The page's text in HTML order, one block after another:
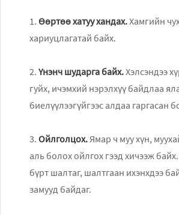
1. Ѳѳртѳѳ хатуу хандах.Хамгийн
хариуцлагатай байх.
2. Үнэнч шударга байх.Хэлсэндээ
гуйх, ичэмхий нэрэлхүү байдлаа
биелүүлээгүйгээс алдаа гаргасан
3. Ойлголцох.Ямар ч муу хүн,
аль болох ойлгох гээд хичээж
бүрт шалтаг, шалтгаан ихэнхдээ
замууд байдаг.